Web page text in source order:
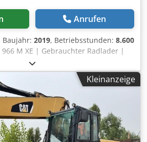
Anrufen
Baujahr: 2019, Betriebsstunden: 8.600
M XE | Gebrauchter Radlader |
Frankreich 🚛 Delivery available to
our shipping calculator to estimate
Now for EUR 104500 or Make an
available for an affordable fee
👷‍♂️ Inspected by an independent
55 genehmigt ✅ 1
⚠️ Dodpfx Aoyywnljiiewa 📌
Maschine sauber, nichts zu melden.
Kleinanzeige